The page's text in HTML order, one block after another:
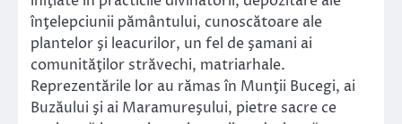
înţelepciunii pământului, cunoscătoare ale
plantelor şi leacurilor, un fel de şamani ai
comunităţilor străvechi, matriarhale.
Reprezentările lor au rămas în Munţii Bucegi, ai
Buzăului şi ai Maramureşului, pietre sacre ce